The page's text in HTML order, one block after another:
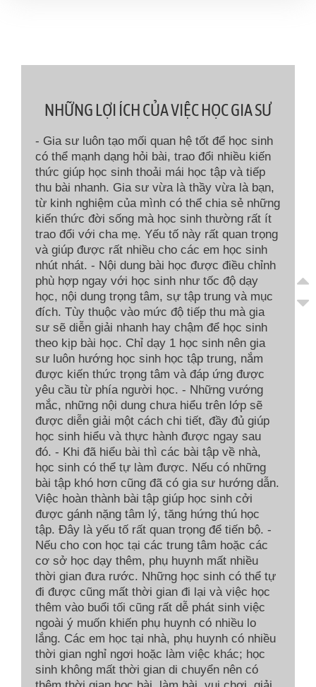
NHỮNG LỢI ÍCH CỦA VIỆC HỌC GIA SƯ
- Gia sư luôn tạo mối quan hệ tốt để học sinh
có thể mạnh dạng hỏi bài, trao đổi nhiều kiến
thức giúp học sinh thoải mái học tập và tiếp
thu bài nhanh. Gia sư vừa là thầy vừa là bạn,
từ kinh nghiệm của mình có thể chia sẻ những
kiến thức đời sống mà học sinh thường rất ít
trao đổi với cha mẹ. Yếu tố này rất quan trọng
và giúp được rất nhiều cho các em học sinh
nhút nhát. - Nội dung bài học được điều chỉnh
phù hợp ngay với học sinh như tốc độ dạy
học, nội dung trọng tâm, sự tập trung và mục
đích. Tùy thuộc vào mức độ tiếp thu mà gia
sư sẽ diễn giải nhanh hay chậm để học sinh
theo kịp bài học. Chỉ dạy 1 học sinh nên gia
sư luôn hướng học sinh học tập trung, nắm
được kiến thức trọng tâm và đáp ứng được
yêu cầu từ phía người học. - Những vướng
mắc, những nội dung chưa hiểu trên lớp sẽ
được diễn giải một cách chi tiết, đầy đủ giúp
học sinh hiểu và thực hành được ngay sau
đó. - Khi đã hiểu bài thì các bài tập về nhà,
học sinh có thể tự làm được. Nếu có những
bài tập khó hơn cũng đã có gia sư hướng dẫn.
Việc hoàn thành bài tập giúp học sinh cởi
được gánh nặng tâm lý, tăng hứng thú học
tập. Đây là yếu tố rất quan trọng để tiến bộ. -
Nếu cho con học tại các trung tâm hoặc các
cơ sở học dạy thêm, phụ huynh mất nhiều
thời gian đưa rước. Những học sinh có thể tự
đi được cũng mất thời gian đi lại và việc học
thêm vào buổi tối cũng rất dễ phát sinh việc
ngoài ý muốn khiến phụ huynh có nhiều lo
lắng. Các em học tại nhà, phụ huynh có nhiều
thời gian nghỉ ngơi hoặc làm việc khác; học
sinh không mất thời gian di chuyển nên có